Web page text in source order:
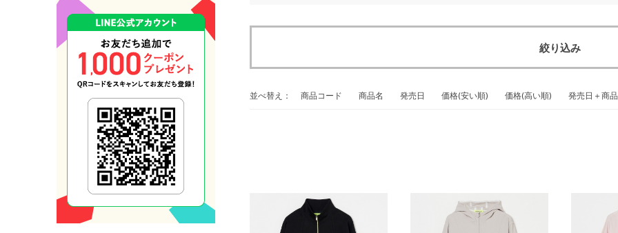
絞り込み
並べ替え： 商品コード 商品名 発売日 価格(安い順) 価格(高い順) 発売日＋商